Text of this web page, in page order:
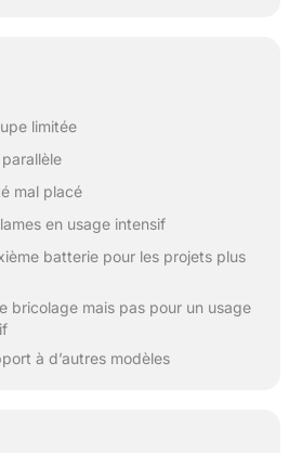
limitée
mal placé
en usage intensif
batterie pour les projets plus
bricolage mais pas pour un usage
à d’autres modèles